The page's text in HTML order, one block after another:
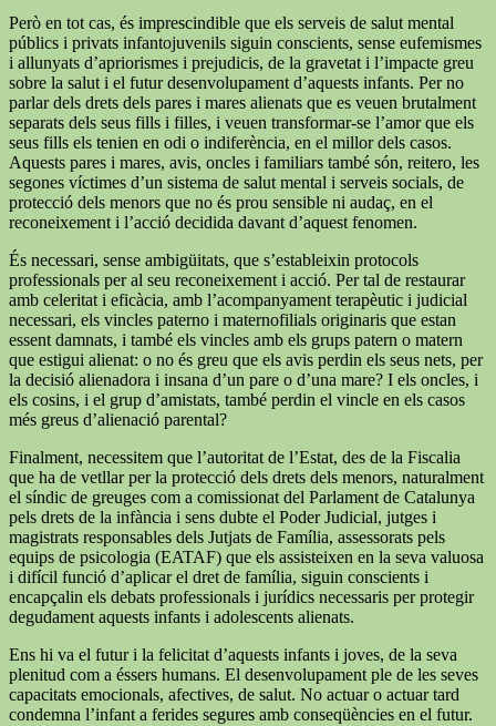
Però en tot cas, és imprescindible que els serveis de salut mental
públics i privats infantojuvenils siguin conscients, sense eufemismes
i allunyats d’apriorismes i prejudicis, de la gravetat i l’impacte greu
sobre la salut i el futur desenvolupament d’aquests infants. Per no
parlar dels drets dels pares i mares alienats que es veuen brutalment
separats dels seus fills i filles, i veuen transformar-se l’amor que els
seus fills els tenien en odi o indiferència, en el millor dels casos.
Aquests pares i mares, avis, oncles i familiars també són, reitero, les
segones víctimes d’un sistema de salut mental i serveis socials, de
protecció dels menors que no és prou sensible ni audaç, en el
reconeixement i l’acció decidida davant d’aquest fenomen.
És necessari, sense ambigüitats, que s’estableixin protocols
professionals per al seu reconeixement i acció. Per tal de restaurar
amb celeritat i eficàcia, amb l’acompanyament terapèutic i judicial
necessari, els vincles paterno i maternofilials originaris que estan
essent damnats, i també els vincles amb els grups patern o matern
que estigui alienat: o no és greu que els avis perdin els seus nets, per
la decisió alienadora i insana d’un pare o d’una mare? I els oncles, i
els cosins, i el grup d’amistats, també perdin el vincle en els casos
més greus d’alienació parental?
Finalment, necessitem que l’autoritat de l’Estat, des de la Fiscalia
que ha de vetllar per la protecció dels drets dels menors, naturalment
el síndic de greuges com a comissionat del Parlament de Catalunya
pels drets de la infància i sens dubte el Poder Judicial, jutges i
magistrats responsables dels Jutjats de Família, assessorats pels
equips de psicologia (EATAF) que els assisteixen en la seva valuosa
i difícil funció d’aplicar el dret de família, siguin conscients i
encapçalin els debats professionals i jurídics necessaris per protegir
degudament aquests infants i adolescents alienats.
Ens hi va el futur i la felicitat d’aquests infants i joves, de la seva
plenitud com a éssers humans. El desenvolupament ple de les seves
capacitats emocionals, afectives, de salut. No actuar o actuar tard
condemna l’infant a ferides segures amb conseqüències en el futur.